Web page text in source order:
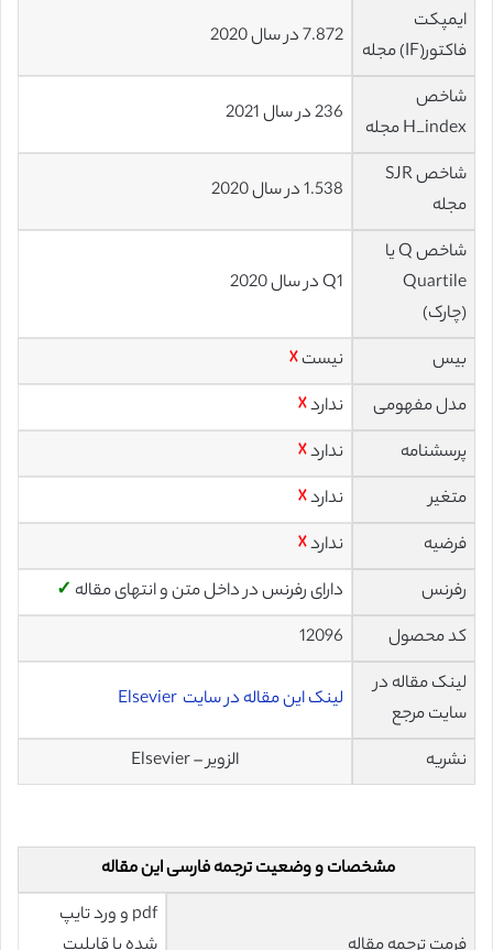
ایمپکت
فاکتور(IF) مجله
7.872 در سال 2020
شاخص
H_index مجله
236 در سال 2021
شاخص SJR
مجله
1.538 در سال 2020
شاخص Q یا
Quartile
(چارک)
Q1 در سال 2020
بیس نیست☓
مدل مفهومی
ندارد☓
پرسشنامه
ندارد☓
متغیر
ندارد☓
فرضیه
ندارد☓
رفرنس
دارای رفرنس در داخل متن و انتهای مقاله ✓
کد محصول
12096
لینک مقاله در
سایت مرجع
لینک این مقاله در سایت Elsevier
نشریه الزویر – Elsevier
مشخصات و وضعیت ترجمه فارسی این مقاله
pdf و ورد تایپ